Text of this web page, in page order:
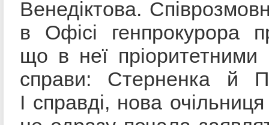
Венедіктова.
в Офісі генпрокурора
що в неї пріоритетними
справи: Стерненка й
І справді, нова